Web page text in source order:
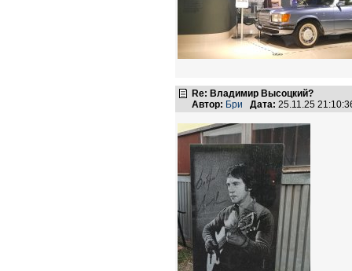
Re: Владимир Высоцкий?
Автор: Бри Дата: 25.11.25